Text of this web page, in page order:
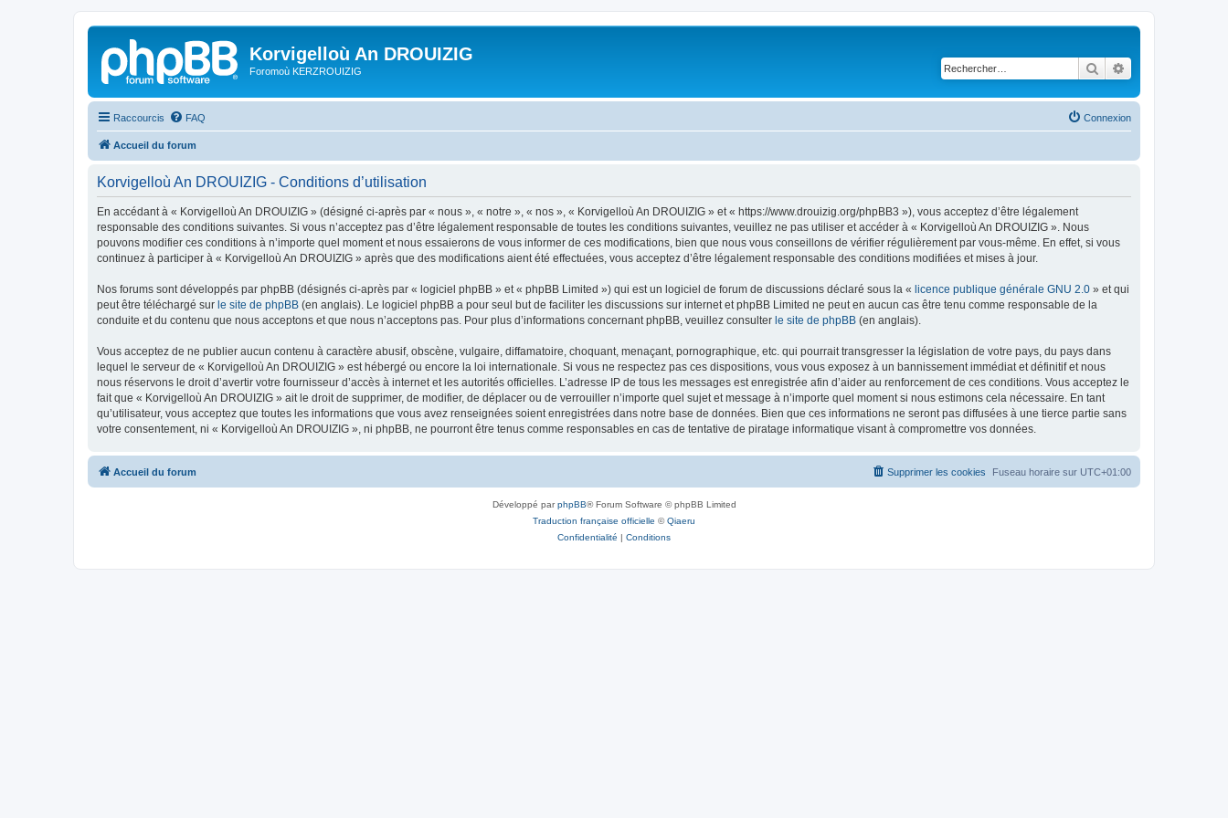
Korvigelloù An DROUIZIG
Foromoù KERZROUIZIG Rechercher
Raccourcis FAQ Connexion
Accueil du forum
Korvigelloù An DROUIZIG - Conditions d’utilisation
En accédant à « Korvigelloù An DROUIZIG » (désigné ci-après par « nous », « notre », « nos », « Korvigelloù An DROUIZIG » et « https://www.drouizig.org/phpBB3 »), vous acceptez d’être légalement
responsable des conditions suivantes. Si vous n’acceptez pas d’être légalement responsable de toutes les conditions suivantes, veuillez ne pas utiliser et accéder à « Korvigelloù An DROUIZIG ». Nous
pouvons modifier ces conditions à n’importe quel moment et nous essaierons de vous informer de ces modifications, bien que nous vous conseillons de vérifier régulièrement par vous-même. En effet, si vous
continuez à participer à « Korvigelloù An DROUIZIG » après que des modifications aient été effectuées, vous acceptez d’être légalement responsable des conditions modifiées et mises à jour.
Nos forums sont développés par phpBB (désignés ci-après par « logiciel phpBB » et « phpBB Limited ») qui est un logiciel de forum de discussions déclaré sous la « licence publique générale GNU 2.0 » et qui
peut être téléchargé sur le site de phpBB (en anglais). Le logiciel phpBB a pour seul but de faciliter les discussions sur internet et phpBB Limited ne peut en aucun cas être tenu comme responsable de la
conduite et du contenu que nous acceptons et que nous n’acceptons pas. Pour plus d’informations concernant phpBB, veuillez consulter le site de phpBB (en anglais).
Vous acceptez de ne publier aucun contenu à caractère abusif, obscène, vulgaire, diffamatoire, choquant, menaçant, pornographique, etc. qui pourrait transgresser la législation de votre pays, du pays dans
lequel le serveur de « Korvigelloù An DROUIZIG » est hébergé ou encore la loi internationale. Si vous ne respectez pas ces dispositions, vous vous exposez à un bannissement immédiat et définitif et nous
nous réservons le droit d’avertir votre fournisseur d’accès à internet et les autorités officielles. L’adresse IP de tous les messages est enregistrée afin d’aider au renforcement de ces conditions. Vous acceptez le
fait que « Korvigelloù An DROUIZIG » ait le droit de supprimer, de modifier, de déplacer ou de verrouiller n’importe quel sujet et message à n’importe quel moment si nous estimons cela nécessaire. En tant
qu’utilisateur, vous acceptez que toutes les informations que vous avez renseignées soient enregistrées dans notre base de données. Bien que ces informations ne seront pas diffusées à une tierce partie sans
votre consentement, ni « Korvigelloù An DROUIZIG », ni phpBB, ne pourront être tenus comme responsables en cas de tentative de piratage informatique visant à compromettre vos données.
Accueil du forum Fuseau horaire sur UTC+01:00
Supprimer les cookies
Développé parphpBB® Forum Software © phpBB Limited
Traduction française officielle ©Qiaeru
Confidentialité | Conditions